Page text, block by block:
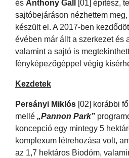
és Anthony Gall
[01] építész,
sajtóbejáráson nézhettem
készült el. A 2017-ben
évében már állt a szerkezet és
valamint a sajtó is
fényképezőgéppel végig
Kezdetek
Persányi Miklós [02] korábbi
mellé „Pannon Park”
koncepció egy mintegy 5
komplexum létrehozása volt,
az 1,7 hektáros Biodóm,